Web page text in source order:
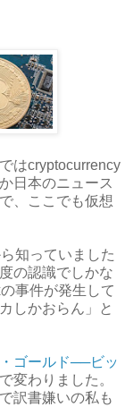
はcryptocurrency
日本のニュース
、ここでも仮想
知っていました
の認識でしかな
事件が発生して
しかおらん」と
ゴールド──ビッ
変わりました。
訳書嫌いの私も